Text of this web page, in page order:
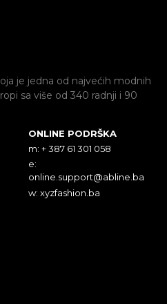
je jedna od najvećih modnih
sa više od 340 radnji i 90
ONLINE PODRŠKA
m: + 387 61 301 058
e:
online.support@abline.ba
w: xyzfashion.ba